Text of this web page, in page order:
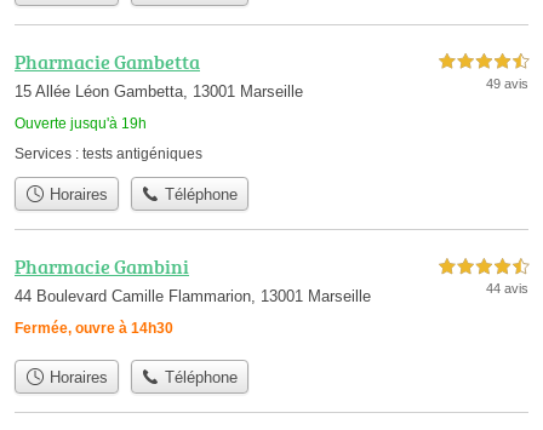
Pharmacie Gambetta
15 Allée Léon Gambetta, 13001 Marseille
Ouverte jusqu'à 19h
4,5 étoiles sur 5
49 avis
Services : tests antigéniques
Horaires Téléphone
Pharmacie Gambini
44 Boulevard Camille Flammarion, 13001 Marseille
Fermée, ouvre à 14h30
4,5 étoiles sur 5
44 avis
Horaires Téléphone